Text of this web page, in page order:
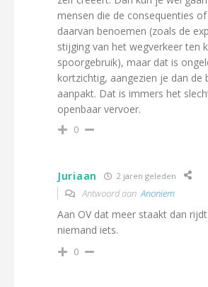
mensen die de consequenties
daarvan benoemen (zoals de
stijging van het wegverkeer ten
spoorgebruik), maar dat is
kortzichtig, aangezien je dan de
aanpakt. Dat is immers het
openbaar vervoer.
0
Juriaan 2 jaren geleden
Antwoord aanAnoniem
Aan OV dat meer staakt dan
niemand iets.
0